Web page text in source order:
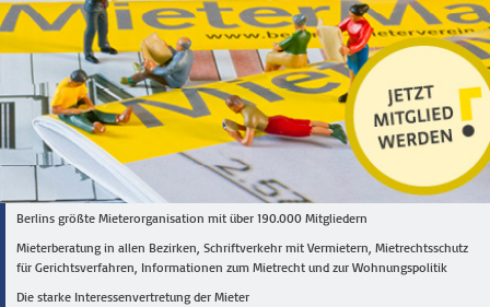
Berlins größte Mieterorganisation mit über 190.000 Mitgliedern
Mieterberatung in allen Bezirken, Schriftverkehr mit Vermietern, Mietrechtsschutz
für Gerichtsverfahren, Informationen zum Mietrecht und zur Wohnungspolitik
Die starke Interessenvertretung der Mieter